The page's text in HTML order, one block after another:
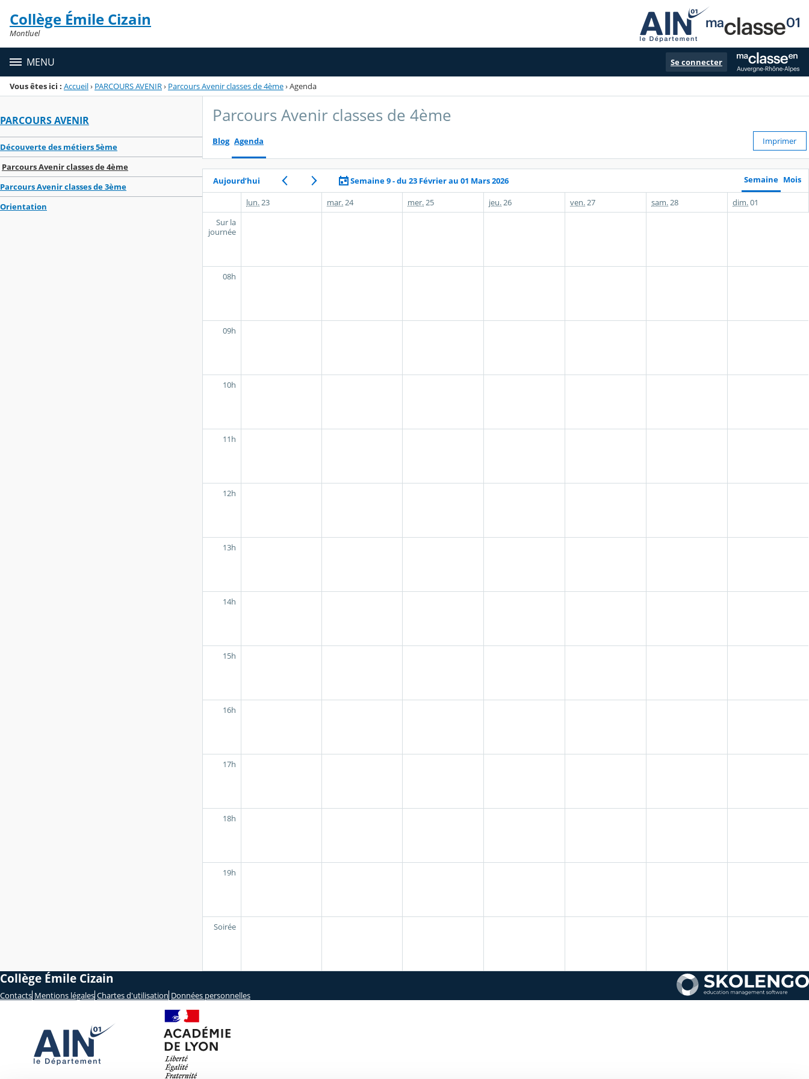
Menu de la rubrique
Contenu
Collège Émile Cizain
Montluel
MENU Se connecter
Vous êtes ici : Accueil› PARCOURS AVENIR› Parcours Avenir classes de 4ème›Agenda
PARCOURS AVENIR
Découverte des métiers 5ème
Parcours Avenir classes de 4ème
Parcours Avenir classes de 3ème
Orientation
Parcours Avenir classes de 4ème
Blog Agenda Imprimer
Aujourd’hui Semaine 9 - du 23 Février au 01 Mars 2026 Semaine Mois
lun. 23 mar. 24 mer. 25 jeu. 26 ven. 27 sam. 28 dim.01
Sur la
journée
08h
09h
10h
11h
12h
13h
14h
15h
16h
17h
18h
19h
Soirée
Collège Émile Cizain
Contacts Mentions légales Chartes d'utilisation Données personnelles